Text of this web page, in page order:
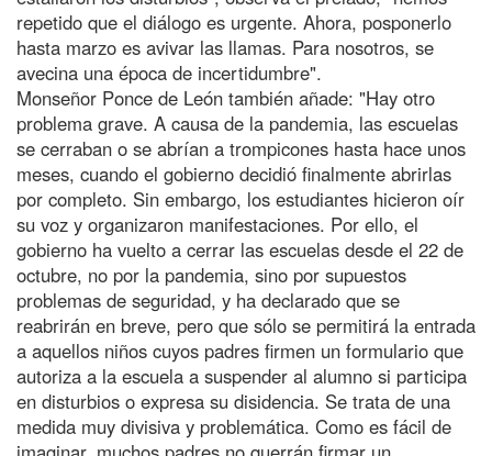
repetido que el diálogo es urgente. Ahora, posponerlo
hasta marzo es avivar las llamas. Para nosotros, se
avecina una época de incertidumbre".
Monseñor Ponce de León también añade: "Hay otro
problema grave. A causa de la pandemia, las escuelas
se cerraban o se abrían a trompicones hasta hace unos
meses, cuando el gobierno decidió finalmente abrirlas
por completo. Sin embargo, los estudiantes hicieron oír
su voz y organizaron manifestaciones. Por ello, el
gobierno ha vuelto a cerrar las escuelas desde el 22 de
octubre, no por la pandemia, sino por supuestos
problemas de seguridad, y ha declarado que se
reabrirán en breve, pero que sólo se permitirá la entrada
a aquellos niños cuyos padres firmen un formulario que
autoriza a la escuela a suspender al alumno si participa
en disturbios o expresa su disidencia. Se trata de una
medida muy divisiva y problemática. Como es fácil de